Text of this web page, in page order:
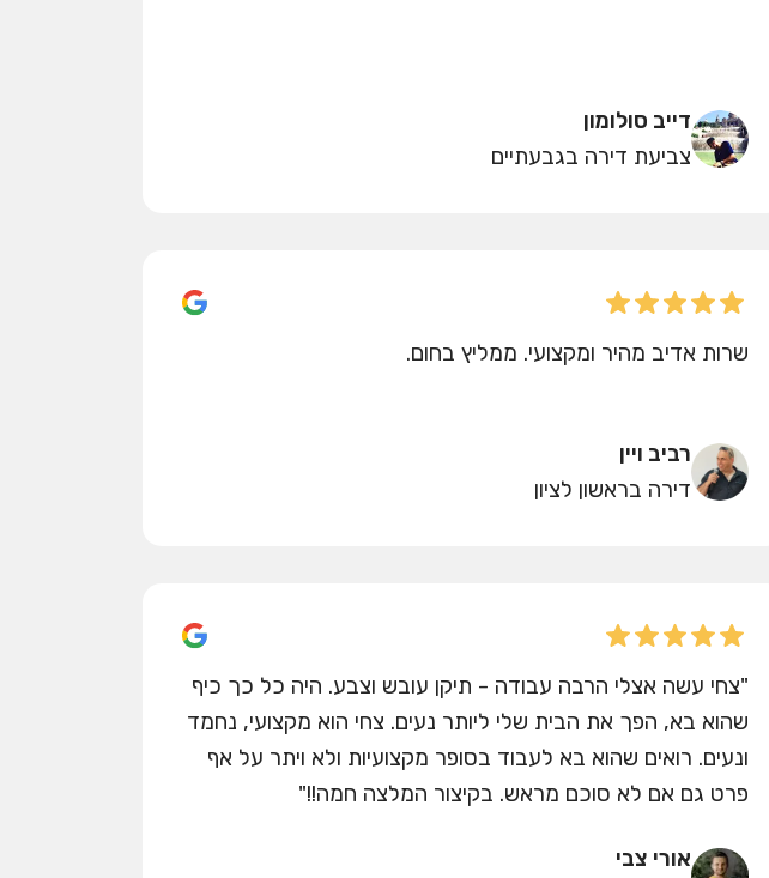
דייב סולומון
צביעת דירה בגבעתיים
שרות אדיב מהיר ומקצועי. ממליץ בחום.
רביב ויין
דירה בראשון לציון
"צחי עשה אצלי הרבה עבודה - תיקן עובש וצבע. היה כל כך כיף
שהוא בא, הפך את הבית שלי ליותר נעים. צחי הוא מקצועי, נחמד
ונעים. רואים שהוא בא לעבוד בסופר מקצועיות ולא ויתר על אף
פרט גם אם לא סוכם מראש. בקיצור המלצה חמה!!"
אורי צבי